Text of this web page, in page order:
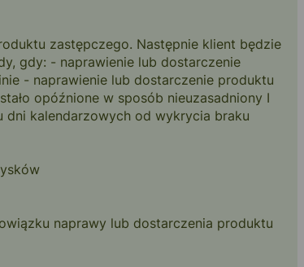
zastępczego. Następnie klient będzie
gdy: - naprawienie lub dostarczenie
- naprawienie lub dostarczenie produktu
opóźnione w sposób nieuzasadniony I
kalendarzowych od wykrycia braku
naprawy lub dostarczenia produktu